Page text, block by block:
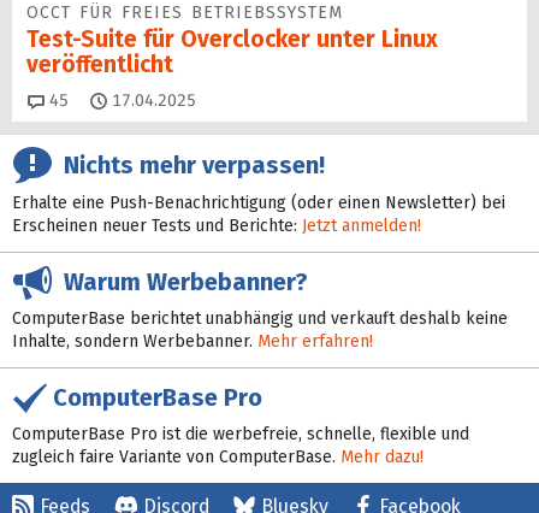
OCCT FÜR FREIES BETRIEBSSYSTEM
Test-Suite für Overclocker unter Linux
veröffentlicht
45 Kommentare
17.04.2025
Nichts mehr verpassen!
Erhalte eine Push-Benachrichtigung (oder einen Newsletter) bei
Erscheinen neuer Tests und Berichte: Jetzt anmelden!
Warum Werbebanner?
ComputerBase berichtet unabhängig und verkauft deshalb keine
Inhalte, sondern Werbebanner. Mehr erfahren!
ComputerBase Pro
ComputerBase Pro ist die werbefreie, schnelle, flexible und
zugleich faire Variante von ComputerBase. Mehr dazu!
Feeds Discord Bluesky Facebook